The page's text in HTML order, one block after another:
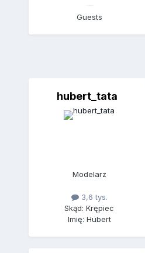
Guests
hubert_tata
Modelarz
3,6 tys.
Skąd: Krępiec
Imię: Hubert